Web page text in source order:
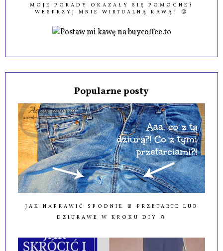
MOJE PORADY OKAZAŁY SIĘ POMOCNE?
WESPRZYJ MNIE WIRTUALNĄ KAWĄ! 😉
Popularne posty
JAK NAPRAWIĆ SPODNIE 👖 PRZETARTE LUB
DZIURAWE W KROKU DIY ♻️